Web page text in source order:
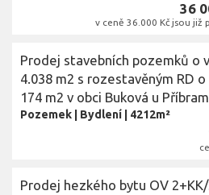
36
v ceně 36.000 Kč jsou již
Prodej stavebních pozemků o
4.038 m2 s rozestavěným RD
174 m2 v obci Buková u
Pozemek Bydlení 4212m²
Prodej hezkého bytu OV 2+KK/